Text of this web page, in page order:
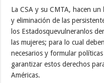
La CSA y su CMTA, hacen
y eliminación de las
los Estadosquevulneranlos
las mujeres; para lo cual
necesarios y formular
garantizar estos derechos
Américas.